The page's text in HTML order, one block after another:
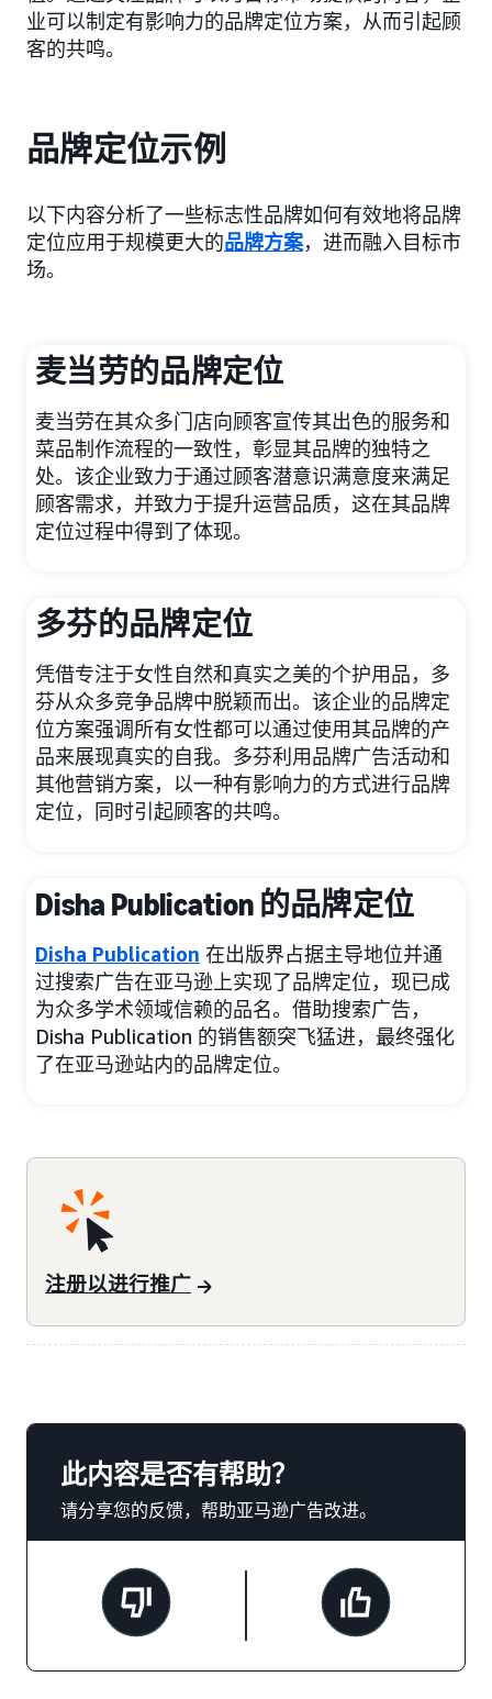
业可以制定有影响力的品牌定位方案，从而引起顾
客的共鸣。
品牌定位示例
以下内容分析了一些标志性品牌如何有效地将品牌
定位应用于规模更大的品牌方案，进而融入目标市
场。
麦当劳的品牌定位
麦当劳在其众多门店向顾客宣传其出色的服务和
菜品制作流程的一致性，彰显其品牌的独特之
处。该企业致力于通过顾客潜意识满意度来满足
顾客需求，并致力于提升运营品质，这在其品牌
定位过程中得到了体现。
多芬的品牌定位
凭借专注于女性自然和真实之美的个护用品，多
芬从众多竞争品牌中脱颖而出。该企业的品牌定
位方案强调所有女性都可以通过使用其品牌的产
品来展现真实的自我。多芬利用品牌广告活动和
其他营销方案，以一种有影响力的方式进行品牌
定位，同时引起顾客的共鸣。
Disha Publication 的品牌定位
Disha Publication 在出版界占据主导地位并通
过搜索广告在亚马逊上实现了品牌定位，现已成
为众多学术领域信赖的品名。借助搜索广告，
Disha Publication 的销售额突飞猛进，最终强化
了在亚马逊站内的品牌定位。
注册以进行推广
此内容是否有帮助？
请分享您的反馈，帮助亚马逊广告改进。